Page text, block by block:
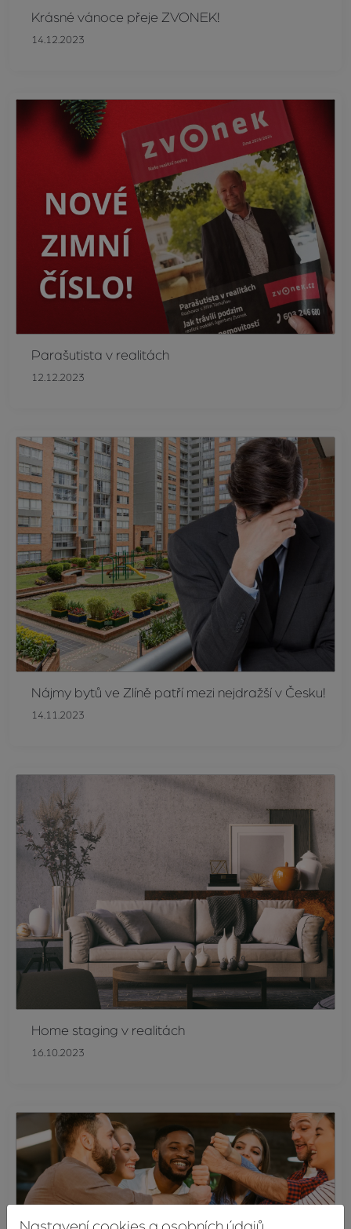
Krásné vánoce přeje ZVONEK!
14.12.2023
Parašutista v realitách
12.12.2023
Nájmy bytů ve Zlíně patří mezi nejdražší v Česku!
14.11.2023
Home staging v realitách
16.10.2023